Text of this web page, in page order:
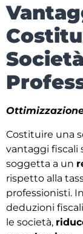
Costituire una
vantaggi fiscali
soggetta a un
rispetto alla
professionisti.
deduzioni
le società,